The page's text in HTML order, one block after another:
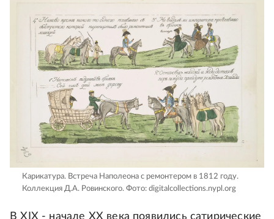
Карикатура. Встреча Наполеона с ремонтером в 1812 году.
Коллекция Д.А. Ровинского. Фото: digitalcollections.nypl.org